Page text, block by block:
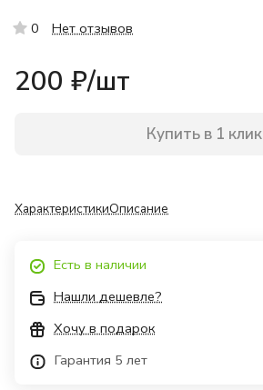
0 Нет отзывов
200 ₽/шт
Купить в 1 клик
ХарактеристикиОписание
Есть в наличии
Нашли дешевле?
Хочу в подарок
Гарантия 5 лет